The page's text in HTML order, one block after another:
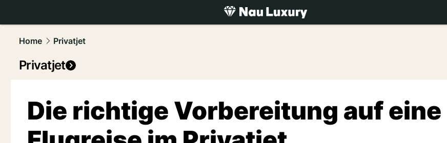
luxury.NAU.ch
Home
Privatjet
Privatjet
Die richtige Vorbereitung auf eine